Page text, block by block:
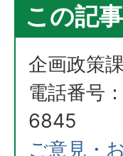
この記
企画政策課
電話番号
6845
ご意見・